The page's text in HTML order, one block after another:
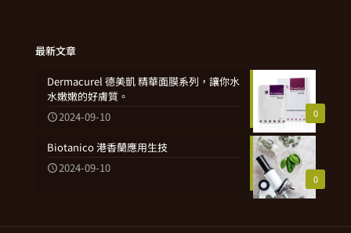
最新文章
0
Dermacurel 德美凱 精華面膜系列，讓你水
水嫩嫩的好膚質。
2024-09-10
0
Biotanico 港香蘭應用生技
2024-09-10